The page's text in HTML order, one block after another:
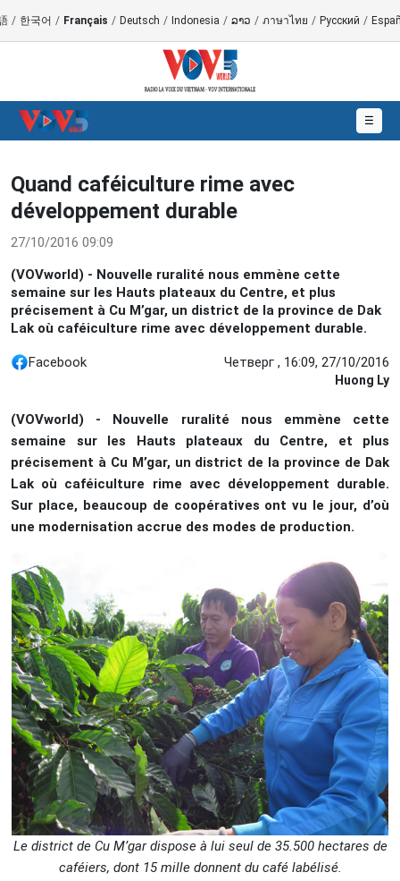
/ 한국어 / Français / Deutsch / Indonesia / ລາວ / ภาษาไทย / Русский /
☰
Quand caféiculture rime avec
développement durable
27/10/2016 09:09
(VOVworld) - Nouvelle ruralité nous emmène cette
semaine sur les Hauts plateaux du Centre, et plus
précisement à Cu M’gar, un district de la province de Dak
Lak où caféiculture rime avec développement durable.
Facebook Четверг , 16:09, 27/10/2016
Huong Ly
(VOVworld) - Nouvelle ruralité nous emmène cette
semaine sur les Hauts plateaux du Centre, et plus
précisement à Cu M’gar, un district de la province de Dak
Lak où caféiculture rime avec développement durable.
Sur place, beaucoup de coopératives ont vu le jour, d’où
une modernisation accrue des modes de production.
Le district de Cu M’gar dispose à lui seul de 35.500 hectares de
caféiers, dont 15 mille donnent du café labélisé.